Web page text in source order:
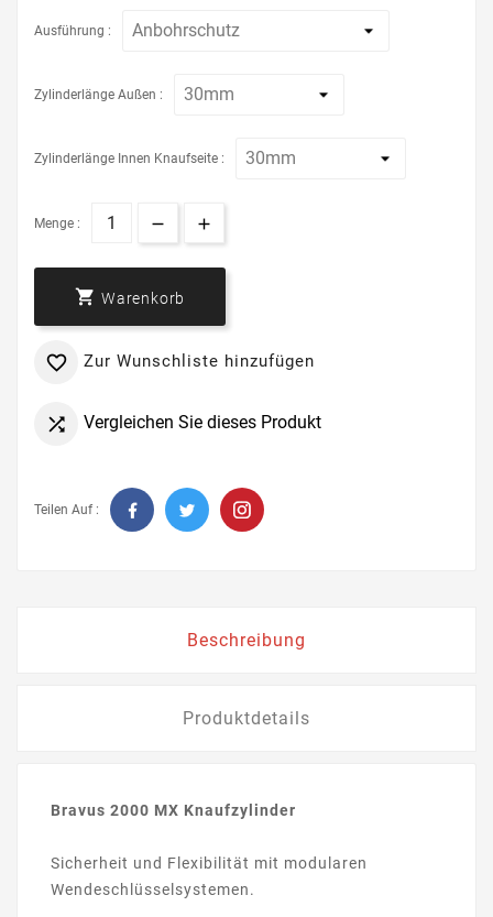
Ausführung :
Zylinderlänge Außen :
Zylinderlänge Innen Knaufseite :
Menge :
 Warenkorb
 Zur Wunschliste hinzufügen
 Vergleichen Sie dieses Produkt
Teilen Auf :
Beschreibung
Produktdetails
Bravus 2000 MX Knaufzylinder
Sicherheit und Flexibilität mit modularen
Wendeschlüsselsystemen.